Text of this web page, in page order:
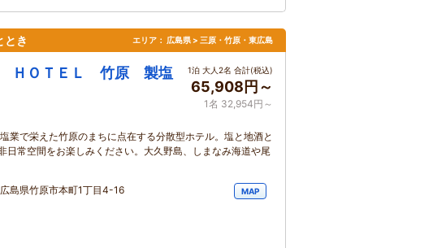
とき エリア： 広島県 > 三原・竹原・東広島
ＨＯＴＥＬ 竹原 製塩
1泊 大人2名 合計(税込)
65,908円～
1名 32,954円～
業で栄えた竹原のまちに点在する分散型ホテル。塩と地酒と
日常空間をお楽しみください。大久野島、しまなみ海道や尾
島県竹原市本町1丁目4-16 MAP